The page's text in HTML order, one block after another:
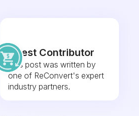
Guest Contributor
This post was written by
one of ReConvert's expert
industry partners.